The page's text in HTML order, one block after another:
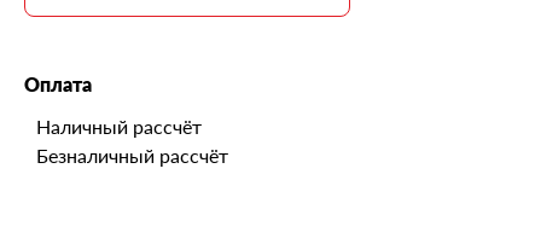
Оплата
Наличный рассчёт
Безналичный рассчёт